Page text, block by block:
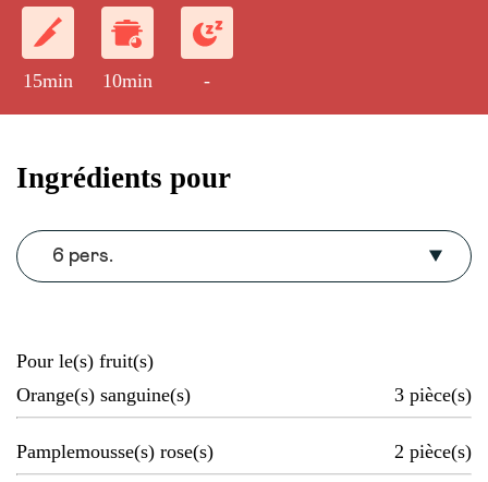
15min 10min -
Ingrédients pour
6 pers.
Pour le(s) fruit(s)
Orange(s) sanguine(s)
3 pièce(s)
Pamplemousse(s) rose(s) 2 pièce(s)